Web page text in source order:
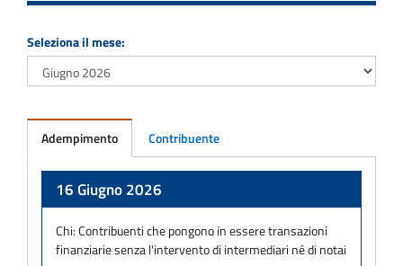
Seleziona il mese:
Adempimento Contribuente
16 Giugno 2026
Chi:Contribuenti che pongono in essere transazioni
finanziarie senza l'intervento di intermediari né di notai